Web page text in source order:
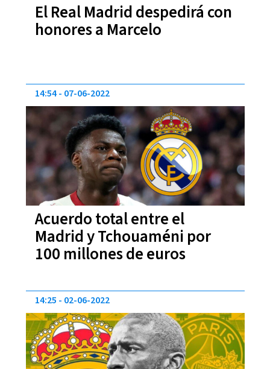
El Real Madrid despedirá con
honores a Marcelo
Acuerdo total entre el
Madrid y Tchouaméni por
100 millones de euros
14:54 07-06-2022
14:25 02-06-2022